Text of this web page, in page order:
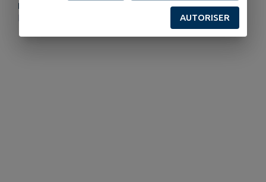
PLUS D'INFORMATIONS
https://www.instagram.com/brigitte.delpech/AUTORISER